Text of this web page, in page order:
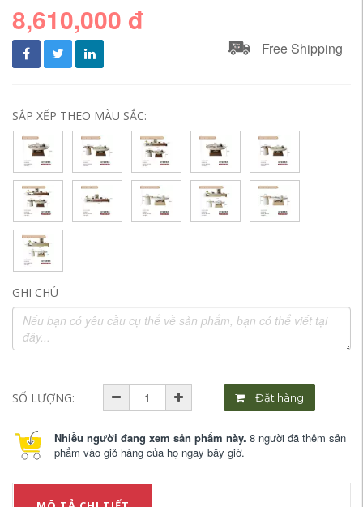
8,610,000 đ
Free Shipping
SẮP XẾP THEO MÀU SẮC:
GHI CHÚ
SỐ LƯỢNG: Đặt hàng
Nhiều người đang xem sản phẩm này. 8 người đã thêm sản
phẩm vào giỏ hàng của họ ngay bây giờ.